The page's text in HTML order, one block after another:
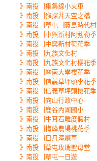
》南投▕集集線小火車
》南投▕猴探井天空之橋
》南投▕草屯▕寶島時代村
》南投▕中興新村阿勃勒季
》南投▕中興新村荷花季
》南投▕九族文化村
》南投▕九族文化村櫻花季
》南投▕暨南大學櫻花季
》南投▕信義草坪頭李花季
》南投▕信義草坪頭櫻花季
》南投▕向山行政中心
》南投▕鹿谷內湖國小
》南投▕牛耳石雕度假村
》南投▕梅峰農場桃花季
》南投▕日月潭纜車
》南投▕草屯玫瑰聖母堂
》南投▕草屯一日遊